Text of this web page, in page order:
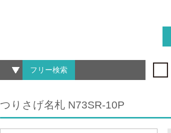
フリー検索
つりさげ名札 N73SR-10P